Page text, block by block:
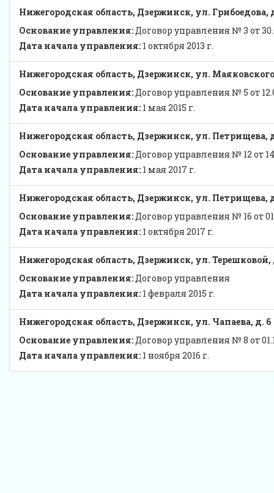
Нижегородская область, Дзержинск, ул. Грибоедова,
Основание управления:Договор управления № 3 от
Дата начала управления: 1 октября 2013 г.
Нижегородская область, Дзержинск, ул.
Основание управления:Договор управления № 5 от
Дата начала управления: 1 мая 2015 г.
Нижегородская область, Дзержинск, ул. Петрищева,
Основание управления:Договор управления № 12 от
Дата начала управления: 1 мая 2017 г.
Нижегородская область, Дзержинск, ул. Петрищева,
Основание управления:Договор управления № 16 от
Дата начала управления: 1 октября 2017 г.
Нижегородская область, Дзержинск, ул. Терешковой,
Основание управления:Договор управления
Дата начала управления: 1 февраля 2015 г.
Нижегородская область, Дзержинск, ул. Чапаева, д. 6
Основание управления:Договор управления № 8 от
Дата начала управления: 1 ноября 2016 г.